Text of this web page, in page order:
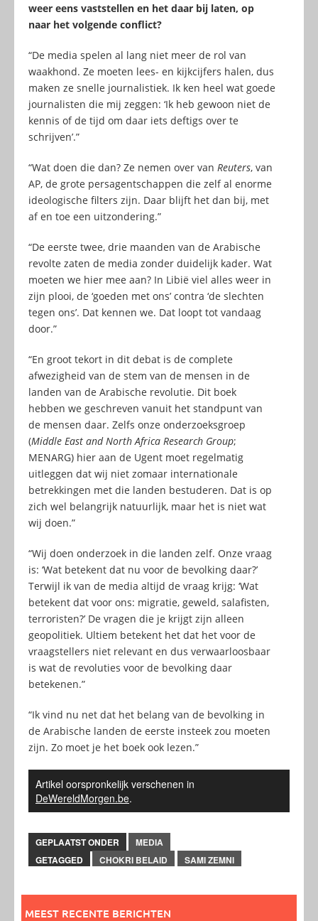
weer eens vaststellen en het daar bij laten, op
naar het volgende conflict?
“De media spelen al lang niet meer de rol van
waakhond. Ze moeten lees- en kijkcijfers halen, dus
maken ze snelle journalistiek. Ik ken heel wat goede
journalisten die mij zeggen: ‘Ik heb gewoon niet de
kennis of de tijd om daar iets deftigs over te
schrijven’.”
“Wat doen die dan? Ze nemen over van Reuters, van
AP, de grote persagentschappen die zelf al enorme
ideologische filters zijn. Daar blijft het dan bij, met
af en toe een uitzondering.”
“De eerste twee, drie maanden van de Arabische
revolte zaten de media zonder duidelijk kader. Wat
moeten we hier mee aan? In Libië viel alles weer in
zijn plooi, de ‘goeden met ons’ contra ‘de slechten
tegen ons’. Dat kennen we. Dat loopt tot vandaag
door.”
“En groot tekort in dit debat is de complete
afwezigheid van de stem van de mensen in de
landen van de Arabische revolutie. Dit boek
hebben we geschreven vanuit het standpunt van
de mensen daar. Zelfs onze onderzoeksgroep
(Middle East and North Africa Research Group;
MENARG) hier aan de Ugent moet regelmatig
uitleggen dat wij niet zomaar internationale
betrekkingen met die landen bestuderen. Dat is op
zich wel belangrijk natuurlijk, maar het is niet wat
wij doen.”
“Wij doen onderzoek in die landen zelf. Onze vraag
is: ‘Wat betekent dat nu voor de bevolking daar?’
Terwijl ik van de media altijd de vraag krijg: ‘Wat
betekent dat voor ons: migratie, geweld, salafisten,
terroristen?’ De vragen die je krijgt zijn alleen
geopolitiek. Ultiem betekent het dat het voor de
vraagstellers niet relevant en dus verwaarloosbaar
is wat de revoluties voor de bevolking daar
betekenen.”
“Ik vind nu net dat het belang van de bevolking in
de Arabische landen de eerste insteek zou moeten
zijn. Zo moet je het boek ook lezen.”
Artikel oorspronkelijk verschenen in
DeWereldMorgen.be.
GEPLAATST ONDER
MEDIA
GETAGGED
CHOKRI BELAID SAMI ZEMNI
MEEST RECENTE BERICHTEN